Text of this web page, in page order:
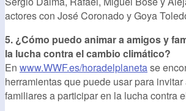
actores con José Coronado y Goya
5. ¿Cómo puedo animar a amigos y
la lucha contra el cambio climático?
En www.WWF.es/horadelplanetase
herramientas que puede usar para
familiares a participar en la lucha contra